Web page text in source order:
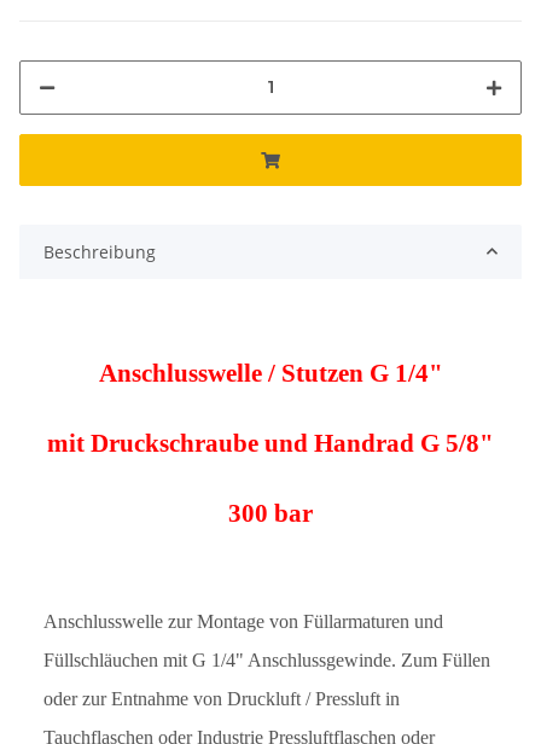
Beschreibung
Anschlusswelle / Stutzen G 1/4"
mit Druckschraube und Handrad G 5/8"
300 bar
Anschlusswelle zur Montage von Füllarmaturen und
Füllschläuchen mit G 1/4" Anschlussgewinde. Zum Füllen
oder zur Entnahme von Druckluft / Pressluft in
Tauchflaschen oder Industrie Pressluftflaschen oder